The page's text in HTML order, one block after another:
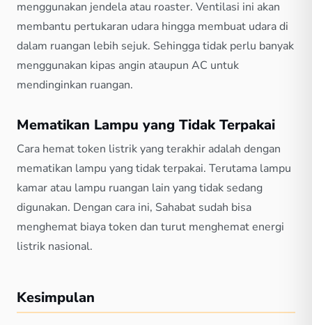
menggunakan jendela atau roaster. Ventilasi ini akan
membantu pertukaran udara hingga membuat udara di
dalam ruangan lebih sejuk. Sehingga tidak perlu banyak
menggunakan kipas angin ataupun AC untuk
mendinginkan ruangan.
Mematikan Lampu yang Tidak Terpakai
Cara hemat token listrik yang terakhir adalah dengan
mematikan lampu yang tidak terpakai. Terutama lampu
kamar atau lampu ruangan lain yang tidak sedang
digunakan. Dengan cara ini, Sahabat sudah bisa
menghemat biaya token dan turut menghemat energi
listrik nasional.
Kesimpulan